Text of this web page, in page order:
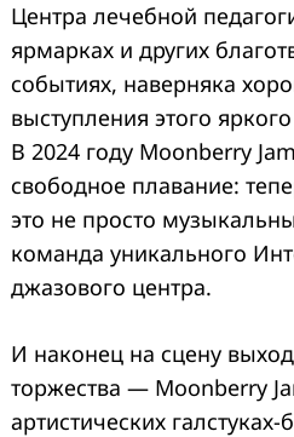
Центра лечебной
ярмарках и других
событиях, наверняка
выступления этого
В 2024 году Moonberry
свободное плавание:
это не просто
команда уникального
джазового центра.
И наконец на сцену
торжества — Moonberry
артистических